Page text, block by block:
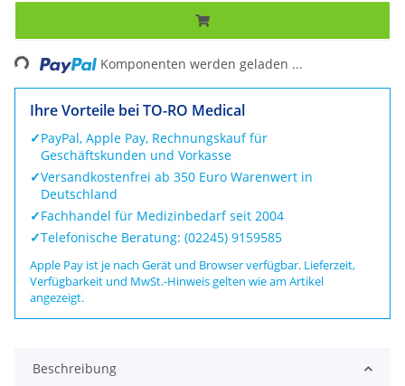
Loading... Komponenten werden geladen ...
Ihre Vorteile bei TO-RO Medical
✓PayPal, Apple Pay, Rechnungskauf für
Geschäftskunden und Vorkasse
✓Versandkostenfrei ab 350 Euro Warenwert in
Deutschland
✓Fachhandel für Medizinbedarf seit 2004
✓Telefonische Beratung: (02245) 9159585
Apple Pay ist je nach Gerät und Browser verfügbar. Lieferzeit,
Verfügbarkeit und MwSt.-Hinweis gelten wie am Artikel
angezeigt.
Beschreibung